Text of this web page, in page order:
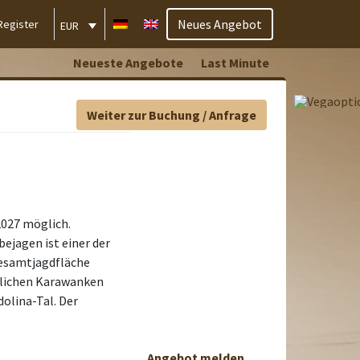
EUR Neues Angebot
Neueste Angebote Last Minute
möglich.
ist einer der
Karawanken
Tal. Der
Weiter zur Buchung / Anfrage